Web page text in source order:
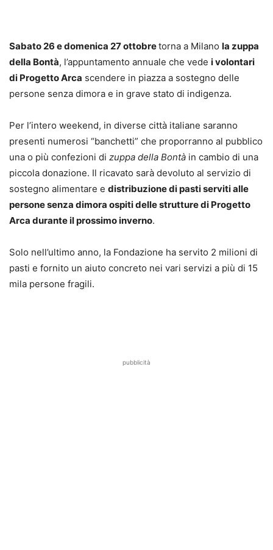
Sabato 26 e domenica 27 ottobretorna a Milano la zuppa
della Bontà, l’appuntamento annuale che vede i volontari
di Progetto Arca scendere in piazza a sostegno delle
persone senza dimora e in grave stato di indigenza.
Per l’intero weekend, in diverse città italiane saranno
presenti numerosi “banchetti” che proporranno al pubblico
una o più confezioni di zuppa della Bontà in cambio di una
piccola donazione. Il ricavato sarà devoluto al servizio di
sostegno alimentare e distribuzione di pasti serviti alle
persone senza dimora ospiti delle strutture di Progetto
Arca durante il prossimo inverno.
Solo nell’ultimo anno, la Fondazione ha servito 2 milioni di
pasti e fornito un aiuto concreto nei vari servizi a più di 15
mila persone fragili.
pubblicità